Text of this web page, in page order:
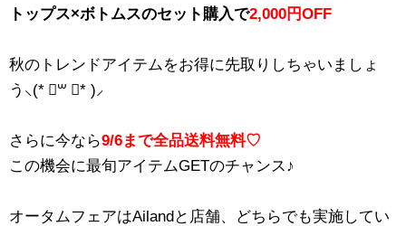
トップス×ボトムスのセット購入で2,000円OFF
秋のトレンドアイテムをお得に先取りしちゃいましょ
う⸜(* ॑꒳ ॑* )⸝
さらに今なら9/6まで全品送料無料♡
この機会に最旬アイテムGETのチャンス♪
オータムフェアはAilandと店舗、どちらでも実施してい